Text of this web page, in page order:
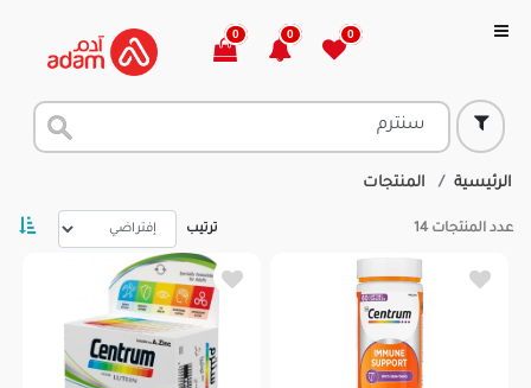
0
0
0
الرئيسية المنتجات
عدد المنتجات14 ترتيب